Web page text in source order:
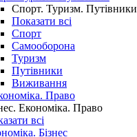
Спорт. Туризм. Путівники
Показати всі
Спорт
Самооборона
Туризм
Путівники
Виживання
Право
Економіка. Право
всі
Бізнес